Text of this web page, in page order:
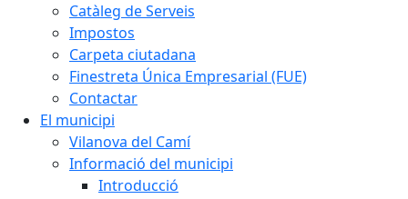
Catàleg de Serveis
Impostos
Carpeta ciutadana
Finestreta Única Empresarial (FUE)
Contactar
El municipi
Vilanova del Camí
Informació del municipi
Introducció